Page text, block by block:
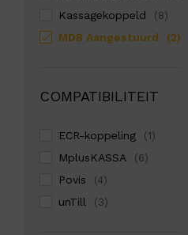
Kassagekoppeld (8)
MDB Aangestuurd (2)
COMPATIBILITEIT
ECR-koppeling (1)
MplusKASSA (6)
Povis (4)
unTill (3)